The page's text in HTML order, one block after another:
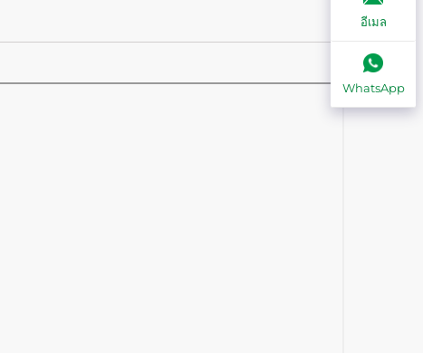
อีเมล
WhatsApp